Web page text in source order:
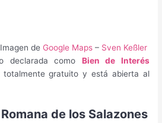
de Google Maps – Sven Keßler
declarada como Bien de Interés
totalmente gratuito y está abierta al
de los Salazones